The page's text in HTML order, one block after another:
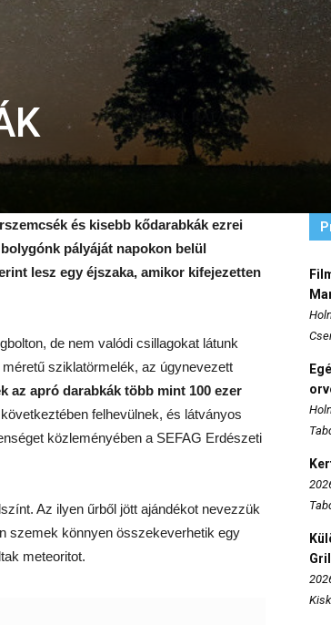
és kisebb kődarabkák ezrei
pályáját napokon belül
lesz egy éjszaka, amikor kifejezetten
de nem valódi csillagokat látunk
sziklatörmelék, az úgynevezett
az apró darabkák több mint 100 ezer
felhevülnek, és látványos
közleményében a SEFAG Erdészeti
Az ilyen űrből jött ajándékot nevezzük
szemek könnyen összekeverhetik egy
meteoritot.